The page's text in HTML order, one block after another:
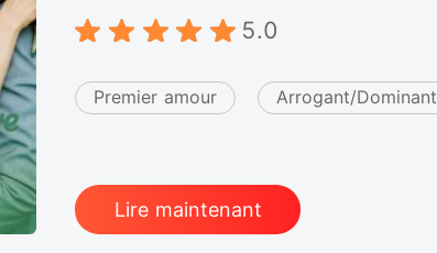
5.0
Premier amour Arrogant/Dominant
Lire maintenant